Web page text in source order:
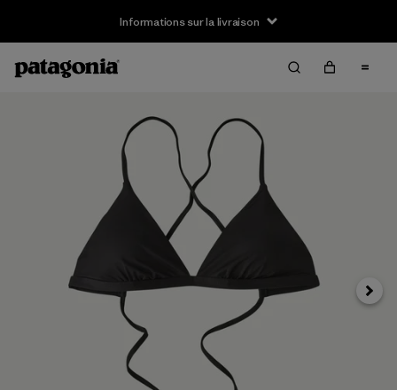
Informations sur la livraison